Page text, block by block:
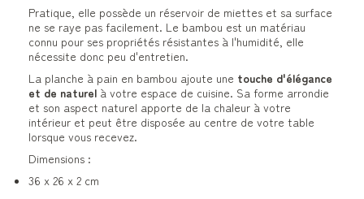
Pratique, elle possède un réservoir de miettes et sa surface
ne se raye pas facilement. Le bambou est un matériau
connu pour ses propriétés résistantes à l'humidité, elle
nécessite donc peu d'entretien.
La planche à pain en bambou ajoute une touche d'élégance
et de naturel à votre espace de cuisine. Sa forme arrondie
et son aspect naturel apporte de la chaleur à votre
intérieur et peut être disposée au centre de votre table
lorsque vous recevez.
Dimensions :
36 x 26 x 2 cm